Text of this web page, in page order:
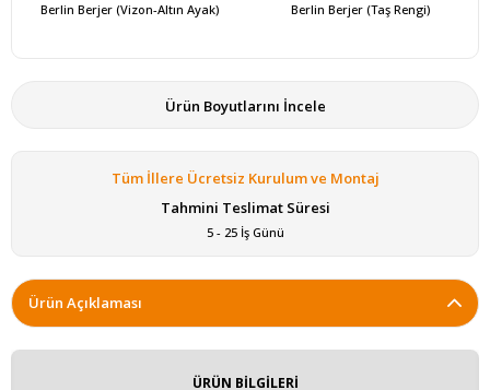
Berlin Berjer (Vizon-Altın Ayak) Berlin Berjer (Taş Rengi)
Ürün Boyutlarını İncele
Tüm İllere Ücretsiz Kurulum ve Montaj
Tahmini Teslimat Süresi
5 - 25 İş Günü
Ürün Açıklaması
ÜRÜN BİLGİLERİ